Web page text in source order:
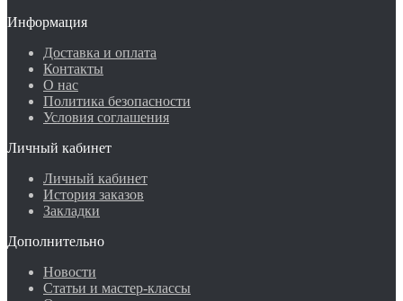
Информация
Доставка и оплата
Контакты
О нас
Политика безопасности
Условия соглашения
Личный кабинет
Личный кабинет
История заказов
Закладки
Дополнительно
Новости
Статьи и мастер-классы